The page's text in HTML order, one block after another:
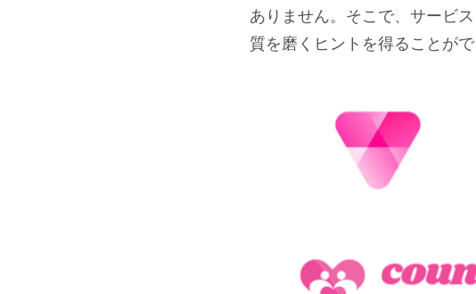
ありません。そこで、サービ
質を磨くヒントを得ることがで